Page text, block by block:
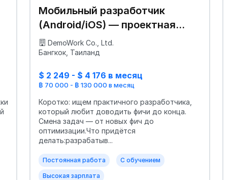
Мобильный разработчик
(Android/iOS) — проектная
команда, с обучением
DemoWork Co., Ltd.
Бангкок, Таиланд
$ 2 249 - $ 4 176 в месяц
฿ 70 000 - ฿ 130 000 в месяц
Коротко: ищем практичного разработчика,
который любит доводить фичи до конца.
Смена задач — от новых фич до
оптимизации.Что придётся
делать:разрабатыв...
Постоянная работа С обучением
Высокая зарплата